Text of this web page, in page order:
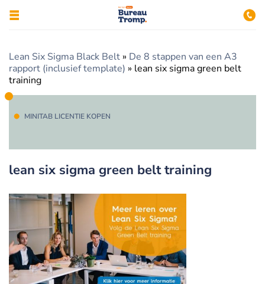
Lean Six Sigma Black Belt » De 8 stappen van een A3
rapport (inclusief template) » lean six sigma green belt
training
MINITAB LICENTIE KOPEN
lean six sigma green belt training